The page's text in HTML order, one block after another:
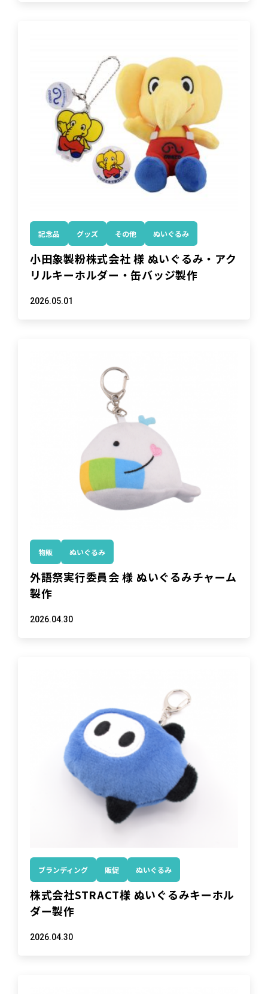
記念品 グッズ その他 ぬいぐるみ
小田象製粉株式会社 様 ぬいぐるみ・アク
リルキーホルダー・缶バッジ製作
2026.05.01
物販 ぬいぐるみ
外語祭実行委員会 様 ぬいぐるみチャーム
製作
2026.04.30
ブランディング 販促 ぬいぐるみ
株式会社STRACT様 ぬいぐるみキーホル
ダー製作
2026.04.30